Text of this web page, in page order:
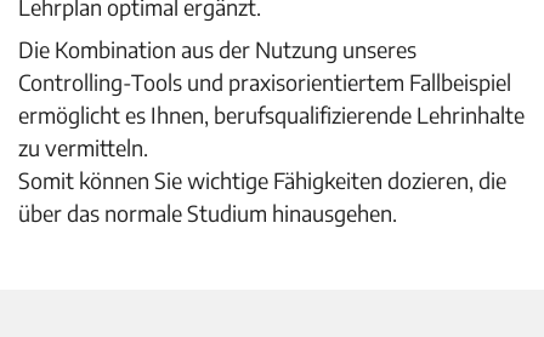
Lehrplan optimal ergänzt.
Die Kombination aus der Nutzung unseres
Controlling-Tools und praxisorientiertem Fallbeispiel
ermöglicht es Ihnen, berufsqualifizierende Lehrinhalte
zu vermitteln.
Somit können Sie wichtige Fähigkeiten dozieren, die
über das normale Studium hinausgehen.